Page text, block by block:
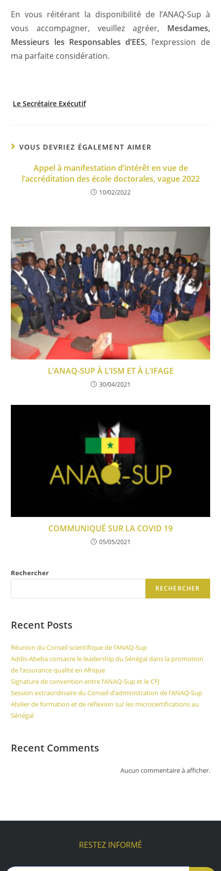
En vous réitérant la disponibilité de l’ANAQ-Sup à
vous accompagner, veuillez agréer, Mesdames,
Messieurs les Responsables d’EES, l’expression de
ma parfaite considération.
Le Secrétaire Exécutif
VOUS DEVRIEZ ÉGALEMENT AIMER
Appel à manifestation d’intérêt en vue de
l’accréditation des école doctorales, vague 2022
10/02/2022
L’ANAQ-SUP À L’ISM ET À L’IFAGE
30/04/2021
COMMUNIQUÉ SUR LA COVID 19
05/05/2021
Rechercher
RECHERCHER
Recent Posts
Réunion du Conseil scientifique de l’ANAQ-Sup
Addis-Abeba consacre le leadership du Sénégal dans la promotion
de l’assurance qualité en Afrique
Signature de convention entre l’ANAQ-Sup et le CFJ
Session extraordinaire du Conseil d’administration de l’ANAQ-Sup
Atelier de formation et de réflexion sur les microcertifications au
Sénégal
Recent Comments
Aucun commentaire à afficher.
RESTEZ INFORMÉ